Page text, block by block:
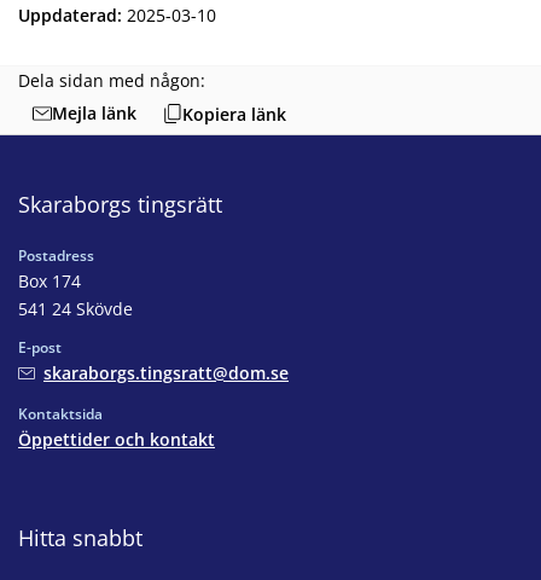
Uppdaterad: 2025-03-10
Dela sidan med någon:
Mejla länk
Kopiera länk
Skaraborgs tingsrätt
Postadress
Box 174
541 24 Skövde
E-post
skaraborgs.tingsratt@dom.se
Kontaktsida
Öppettider och kontakt
Hitta snabbt